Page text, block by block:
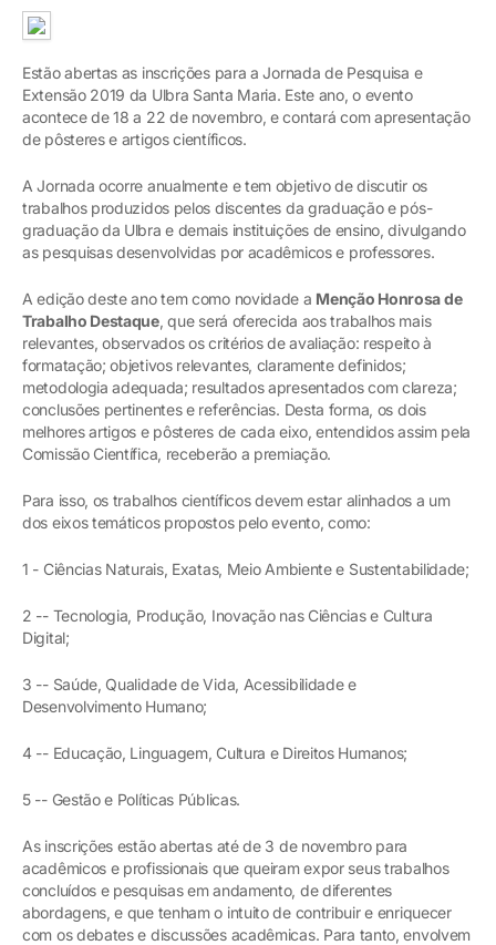
Estão abertas as inscrições para a Jornada de Pesquisa e
Extensão 2019 da Ulbra Santa Maria. Este ano, o evento
acontece de 18 a 22 de novembro, e contará com apresentação
de pôsteres e artigos científicos.
A Jornada ocorre anualmente e tem objetivo de discutir os
trabalhos produzidos pelos discentes da graduação e pós-
graduação da Ulbra e demais instituições de ensino, divulgando
as pesquisas desenvolvidas por acadêmicos e professores.
A edição deste ano tem como novidade a Menção Honrosa de
Trabalho Destaque, que será oferecida aos trabalhos mais
relevantes, observados os critérios de avaliação: respeito à
formatação; objetivos relevantes, claramente definidos;
metodologia adequada; resultados apresentados com clareza;
conclusões pertinentes e referências. Desta forma, os dois
melhores artigos e pôsteres de cada eixo, entendidos assim pela
Comissão Científica, receberão a premiação.
Para isso, os trabalhos científicos devem estar alinhados a um
dos eixos temáticos propostos pelo evento, como:
1 - Ciências Naturais, Exatas, Meio Ambiente e Sustentabilidade;
2 -- Tecnologia, Produção, Inovação nas Ciências e Cultura
Digital;
3 -- Saúde, Qualidade de Vida, Acessibilidade e
Desenvolvimento Humano;
4 -- Educação, Linguagem, Cultura e Direitos Humanos;
5 -- Gestão e Políticas Públicas.
As inscrições estão abertas até de 3 de novembro para
acadêmicos e profissionais que queiram expor seus trabalhos
concluídos e pesquisas em andamento, de diferentes
abordagens, e que tenham o intuito de contribuir e enriquecer
com os debates e discussões acadêmicas. Para tanto, envolvem